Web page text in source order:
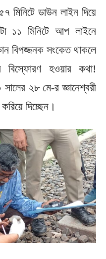
মিনিটে ডাউন লাইন দিয়ে
১১ মিনিটে আপ লাইনে
বিপজ্জনক সংকেত থাকলে
বিস্ফোরণ হওয়ার কথা!
২৮ মে-র জ্ঞানেশ্বরী
দিচ্ছেন।